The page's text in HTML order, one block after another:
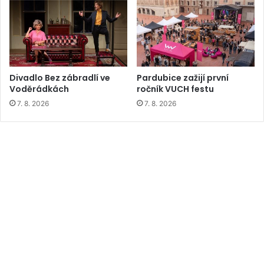
Divadlo Bez zábradlí ve
Voděrádkách
7. 8. 2026
Pardubice zažijí první
ročník VUCH festu
7. 8. 2026